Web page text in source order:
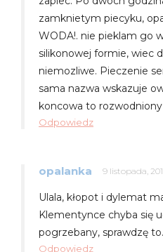
zamknietym piecyku,
WODA!. nie pieklam go
silikonowej formie, wiec
niemozliwe. Pieczenie
sama nazwa wskazuje
koncowa to
Odpowiedz
opalanka 9 listopada,
Ulala, kłopot i dylemat
Klementynce chyba się
pogrzebany, sprawdzę to.
Odpowiedz